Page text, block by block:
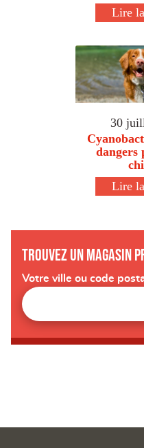
Lire
30
dangers
Lire
Trouvez un magasin
Votre ville ou code